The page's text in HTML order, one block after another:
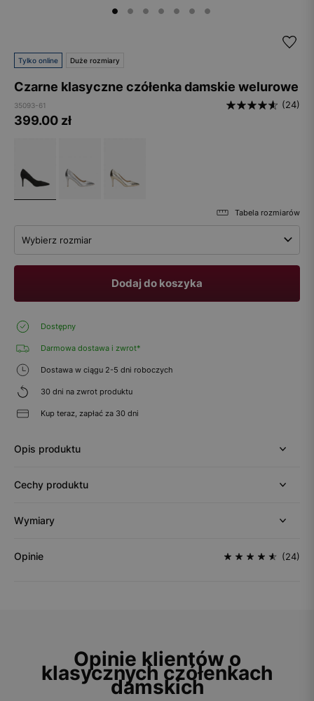
Tylko online Duże rozmiary
Czarne klasyczne czółenka damskie welurowe
35093-61 (24)
399.00 zł
Tabela rozmiarów
Wybierz rozmiar
Dodaj do koszyka
Dostępny
Darmowa dostawa i zwrot*
Dostawa w ciągu 2-5 dni roboczych
30 dni na zwrot produktu
Kup teraz, zapłać za 30 dni
Opis produktu
Cechy produktu
Wymiary
Opinie (24)
Opinie klientów o
klasycznych czółenkach
damskich